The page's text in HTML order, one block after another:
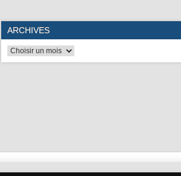
ARCHIVES